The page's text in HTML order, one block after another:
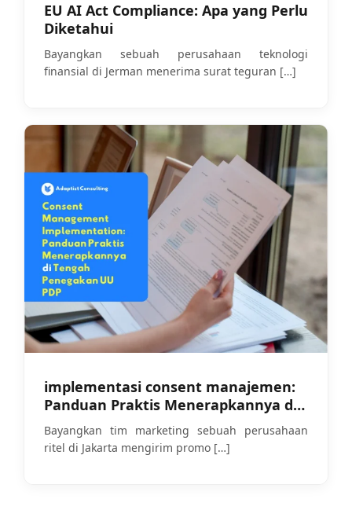
EU AI Act Compliance: Apa yang Perlu
Diketahui
Bayangkan sebuah perusahaan teknologi
finansial di Jerman menerima surat teguran […]
implementasi consent manajemen:
Panduan Praktis Menerapkannya di
Tengah Penegakan UU PDP
Bayangkan tim marketing sebuah perusahaan
ritel di Jakarta mengirim promo […]